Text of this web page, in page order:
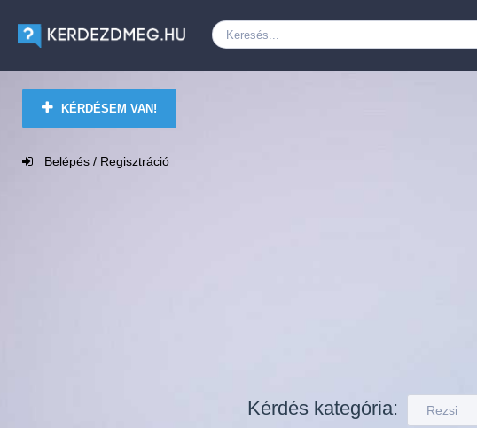
KÉRDÉSEM VAN!
Belépés / Regisztráció
Kérdés kategória: Rezsi